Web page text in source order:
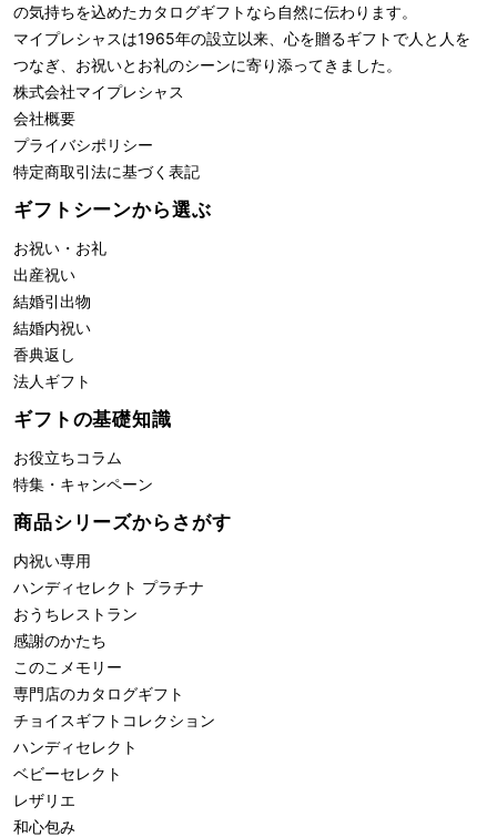
の気持ちを込めたカタログギフトなら自然に伝わります。
マイプレシャスは1965年の設立以来、心を贈るギフトで人と人を
つなぎ、お祝いとお礼のシーンに寄り添ってきました。
株式会社マイプレシャス
会社概要
プライバシポリシー
特定商取引法に基づく表記
ギフトシーンから選ぶ
お祝い・お礼
出産祝い
結婚引出物
結婚内祝い
香典返し
法人ギフト
ギフトの基礎知識
お役立ちコラム
特集・キャンペーン
商品シリーズからさがす
内祝い専用
ハンディセレクト プラチナ
おうちレストラン
感謝のかたち
このこメモリー
専門店のカタログギフト
チョイスギフトコレクション
ハンディセレクト
ベビーセレクト
レザリエ
和心包み